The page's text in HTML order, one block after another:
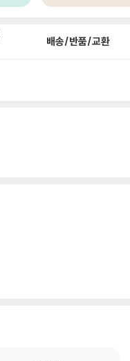
배송/반품/교환